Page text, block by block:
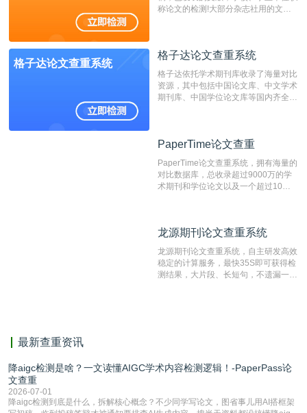
称论文的检测!大部分杂志社用的文献
编辑部检测来稿和已发表的文献,检测
测时注意填写第一作者,才能排除已发
表文献复制比。（限制字符数1万）
格子达论文查重系统
格子达论文查重系统
格子达依托学术期刊库收录了海量对比
资源，其中包括中国论文库、中文学术
期刊库、中国学位论文库等国内齐全的
系统，可检测中文、英文两种语言的论
PaperTime论文查重
PaperTime论文查重系统，拥有海量的
对比数据库，总收录超过9000万的学
术期刊和学位论文以及一个超过10亿
对，利用指纹索引快速而精准地在云检
有相似的片段，该项技术检测速度快、
准确率高，市场反映良好。
龙源期刊论文查重系统
龙源期刊论文查重系统，自主研发高效
稳定的计算服务，最快35S即可获得检
测结果，大片段、长短句，不遗漏一处
最新查重资讯
降aigc检测是啥？一文读懂AIGC学术内容检测逻辑！-PaperPass论
文查重
2026-07-01
降aigc检测到底是什么，拆解核心概念？不少同学写论文，图省事儿用AI搭框架